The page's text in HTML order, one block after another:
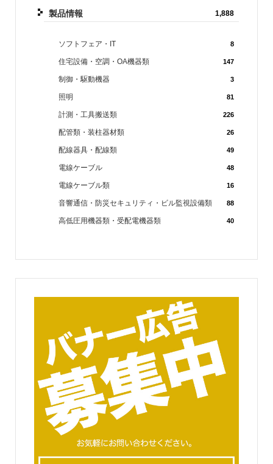
製品情報 1,888
ソフトフェア・IT 8
住宅設備・空調・OA機器類 147
制御・駆動機器 3
照明 81
計測・工具搬送類 226
配管類・装柱器材類 26
配線器具・配線類 49
電線ケーブル 48
電線ケーブル類 16
音響通信・防災セキュリティ・ビル監視設備類 88
高低圧用機器類・受配電機器類 40